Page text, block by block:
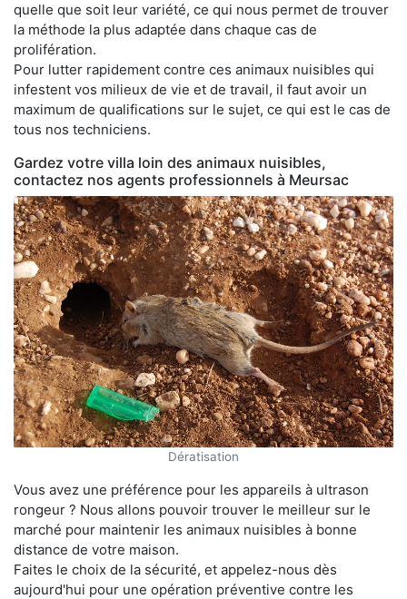
quelle que soit leur variété, ce qui nous permet de trouver
la méthode la plus adaptée dans chaque cas de
prolifération.
Pour lutter rapidement contre ces animaux nuisibles qui
infestent vos milieux de vie et de travail, il faut avoir un
maximum de qualifications sur le sujet, ce qui est le cas de
tous nos techniciens.
Gardez votre villa loin des animaux nuisibles,
contactez nos agents professionnels à Meursac
Dératisation
Vous avez une préférence pour les appareils à ultrason
rongeur ? Nous allons pouvoir trouver le meilleur sur le
marché pour maintenir les animaux nuisibles à bonne
distance de votre maison.
Faites le choix de la sécurité, et appelez-nous dès
aujourd'hui pour une opération préventive contre les